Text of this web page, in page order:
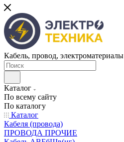
Кабель, провод, электроматериалы
Каталог
По всему сайту
По каталогу
Каталог
Кабеля (провода)
ПРОВОДА ПРОЧИЕ